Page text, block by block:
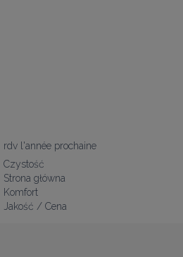
rdv l'année prochaine
Czystość
Strona główna
Komfort
Jakość / Cena